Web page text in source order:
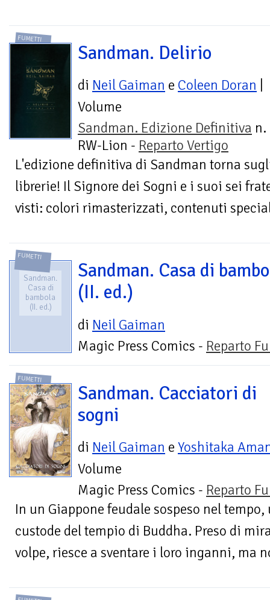
FUMETTI
Sandman. Delirio
di Neil Gaiman e Coleen Doran
Volume
Sandman. Edizione Definitiva n.
RW-Lion - Reparto Vertigo
L'edizione definitiva di Sandman torna
librerie! Il Signore dei Sogni e i suoi sei
visti: colori rimasterizzati, contenuti
FUMETTI
Sandman.
Casa di
bambola
(II. ed.)
Sandman. Casa di
(II. ed.)
di Neil Gaiman
Magic Press Comics - Reparto
FUMETTI
Sandman. Cacciatori di
sogni
di Neil Gaiman e Yoshitaka
Volume
Magic Press Comics - Reparto
In un Giappone feudale sospeso nel
custode del tempio di Buddha. Preso di
volpe, riesce a sventare i loro inganni, ma